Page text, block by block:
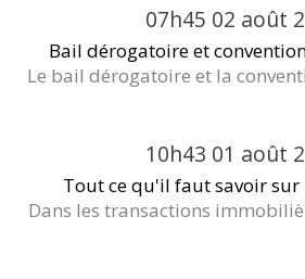
07h45 02 août
Bail dérogatoire et
Le bail dérogatoire et la
10h43 01 août
Tout ce qu'il faut savoir sur
Dans les transactions